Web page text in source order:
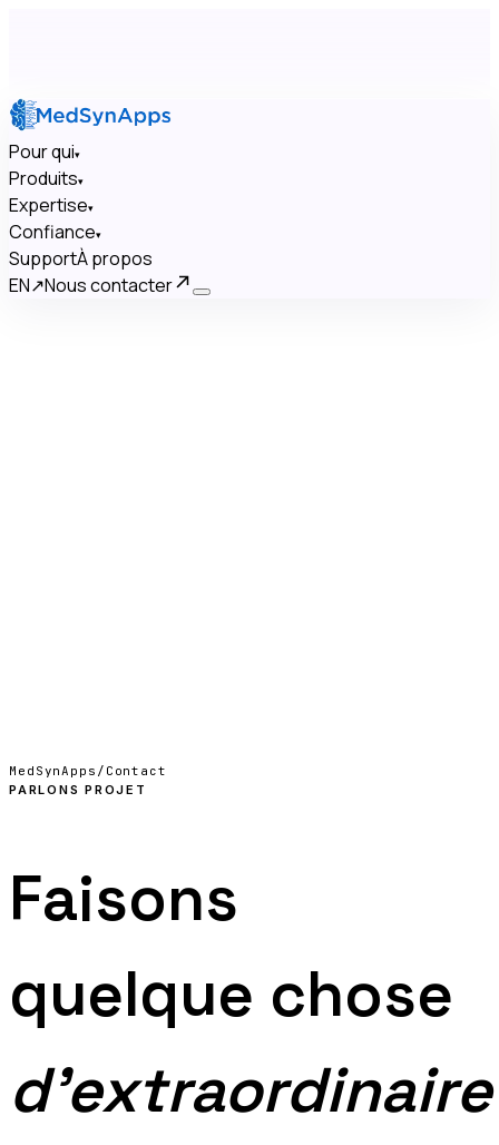
Pour qui▾
Produits▾
Expertise▾
Confiance▾
SupportÀ propos
EN↗Nous contacter
MedSynApps / Contact
PARLONS PROJET
Faisons
quelque chose
d'extraordinaire